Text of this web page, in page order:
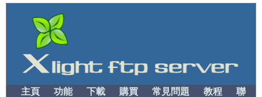
主頁 功能 下載 購買 常見問題 教程
聯